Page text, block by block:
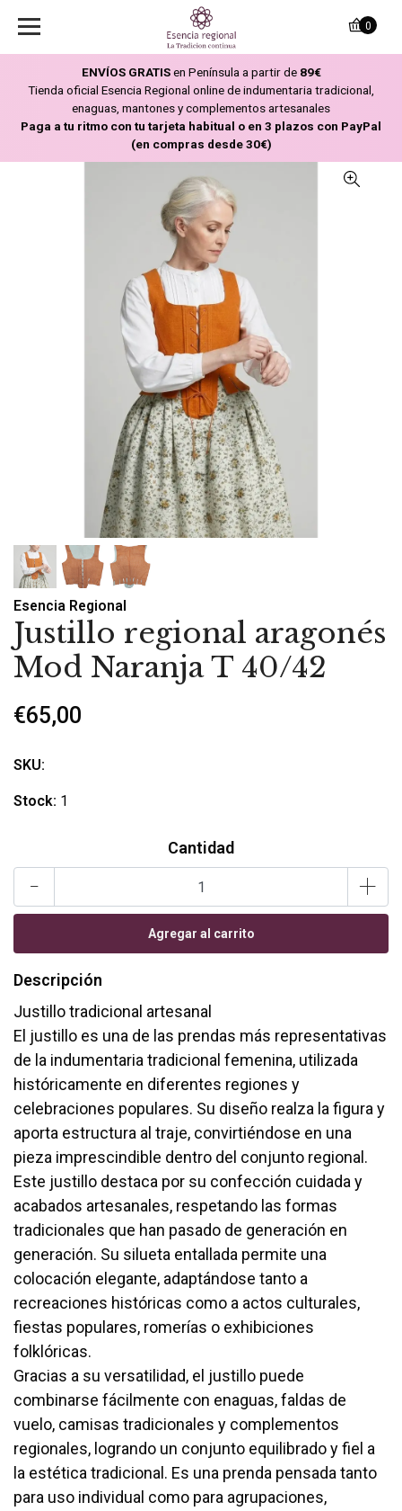
ENVÍOS GRATISen Península a partir de 89€
Tienda oficial Esencia Regional online de indumentaria tradicional,
enaguas, mantones y complementos artesanales
Paga a tu ritmo con tu tarjeta habitual o en 3 plazos con PayPal
(en compras desde 30€)
0
Esencia Regional
Justillo regional aragonés
Mod Naranja T 40/42
€65,00
SKU:
Stock: 1
Cantidad
- +
Descripción
Justillo tradicional artesanal
El justillo es una de las prendas más representativas
de la indumentaria tradicional femenina, utilizada
históricamente en diferentes regiones y
celebraciones populares. Su diseño realza la figura y
aporta estructura al traje, convirtiéndose en una
pieza imprescindible dentro del conjunto regional.
Este justillo destaca por su confección cuidada y
acabados artesanales, respetando las formas
tradicionales que han pasado de generación en
generación. Su silueta entallada permite una
colocación elegante, adaptándose tanto a
recreaciones históricas como a actos culturales,
fiestas populares, romerías o exhibiciones
folklóricas.
Gracias a su versatilidad, el justillo puede
combinarse fácilmente con enaguas, faldas de
vuelo, camisas tradicionales y complementos
regionales, logrando un conjunto equilibrado y fiel a
la estética tradicional. Es una prenda pensada tanto
para uso individual como para agrupaciones,